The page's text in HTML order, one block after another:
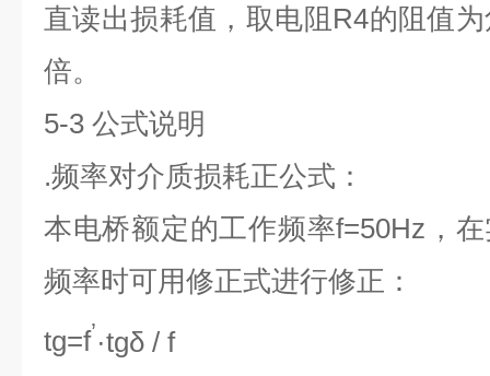
直读出损耗值，取电阻R4的阻值
倍。
5-3 公式说明
.频率对介质损耗正公式：
本电桥额定的工作频率f=50Hz，
频率时可用修正式进行修正：
tg=f’·tgδ / f